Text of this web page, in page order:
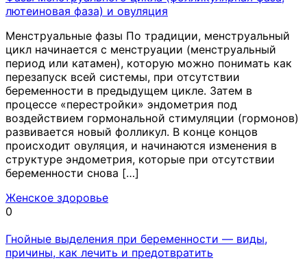
лютеиновая фаза) и овуляция
Менструальные фазы По традиции, менструальный
цикл начинается с менструации (менструальный
период или катамен), которую можно понимать как
перезапуск всей системы, при отсутствии
беременности в предыдущем цикле. Затем в
процессе «перестройки» эндометрия под
воздействием гормональной стимуляции (гормонов)
развивается новый фолликул. В конце концов
происходит овуляция, и начинаются изменения в
структуре эндометрия, которые при отсутствии
беременности снова […]
Женское здоровье
0
Гнойные выделения при беременности — виды,
причины, как лечить и предотвратить